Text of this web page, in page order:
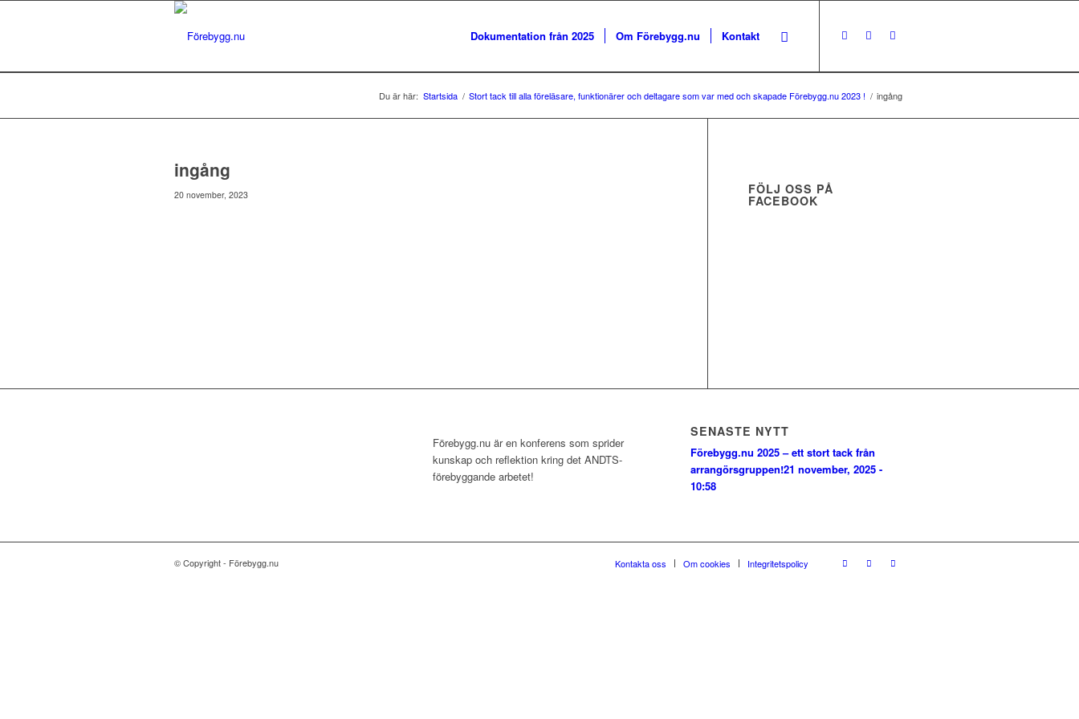
Dokumentation från 2025 Om Förebygg.nu Kontakt
Du är här: Startsida / Stort tack till alla föreläsare, funktionärer och deltagare som var med och skapade Förebygg.nu 2023 ! / ingång
ingång
20 november, 2023 FÖLJ OSS PÅ
FACEBOOK
Förebygg.nu är en konferens som sprider
kunskap och reflektion kring det ANDTS-
förebyggande arbetet!
SENASTE NYTT
Förebygg.nu 2025 – ett stort tack från
arrangörsgruppen!21 november, 2025 -
10:58
© Copyright - Förebygg.nu Kontakta oss Om cookies Integritetspolicy